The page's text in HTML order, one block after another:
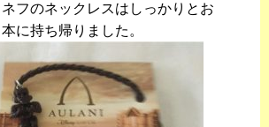
フのネックレスはしっかりとお
に持ち帰りました。